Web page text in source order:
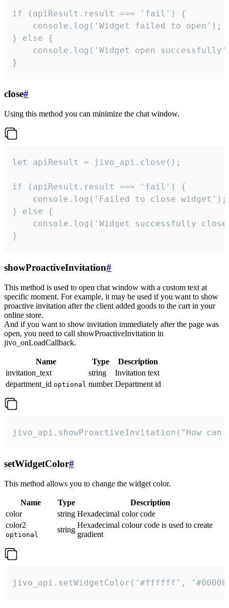
if (apiResult.result === 'fail') {
    console.log('Widget failed to open');
} else {
console.log('Widget open
}
close#
Using this method you can minimize the chat window.
let apiResult = jivo_api.close();
if (apiResult.result === 'fail') {
    console.log('Failed to close widget');
} else {
console.log('Widget successfully
}
showProactiveInvitation#
This method is used to open chat window with a custom text at
specific moment. For example, it may be used if you want to show
proactive invitation after the client added goods to the cart in your
online store.
And if you want to show invitation immediately after the page was
open, you need to call showProactiveInvitation in
jivo_onLoadCallback.
Name Type
Description
invitation_text
string
Invitation text
department_id optional number Department id
jivo_api.showProactiveInvitation("How
setWidgetColor#
This method allows you to change the widget color.
Name Type
Description
color
string Hexadecimal color code
color2
optional
string
Hexadecimal colour code is used to create
gradient
jivo_api.setWidgetColor('#ffffff',